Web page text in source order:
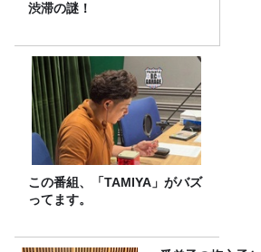
渋滞の謎！
この番組、「TAMIYA」がバズ
ってます。